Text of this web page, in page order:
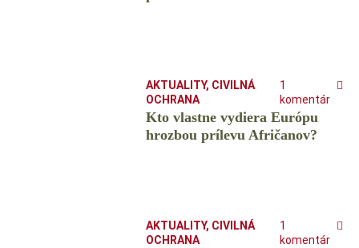
AKTUALITY, CIVILNÁ
OCHRANA
1
komentár
Kto vlastne vydiera Európu
hrozbou prílevu Afričanov?
AKTUALITY, CIVILNÁ
OCHRANA
1
komentár